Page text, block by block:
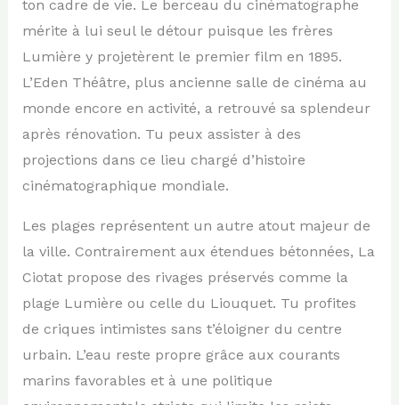
ton cadre de vie. Le berceau du cinématographe
mérite à lui seul le détour puisque les frères
Lumière y projetèrent le premier film en 1895.
L’Eden Théâtre, plus ancienne salle de cinéma au
monde encore en activité, a retrouvé sa splendeur
après rénovation. Tu peux assister à des
projections dans ce lieu chargé d’histoire
cinématographique mondiale.
Les plages représentent un autre atout majeur de
la ville. Contrairement aux étendues bétonnées, La
Ciotat propose des rivages préservés comme la
plage Lumière ou celle du Liouquet. Tu profites
de criques intimistes sans t’éloigner du centre
urbain. L’eau reste propre grâce aux courants
marins favorables et à une politique